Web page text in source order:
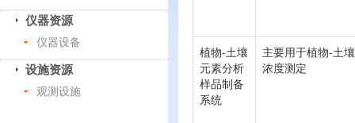
仪器资源
仪器设备
设施资源
观测设施
植物-土壤
元素分析
样品制备
系统
主要用于植物-土
浓度测定